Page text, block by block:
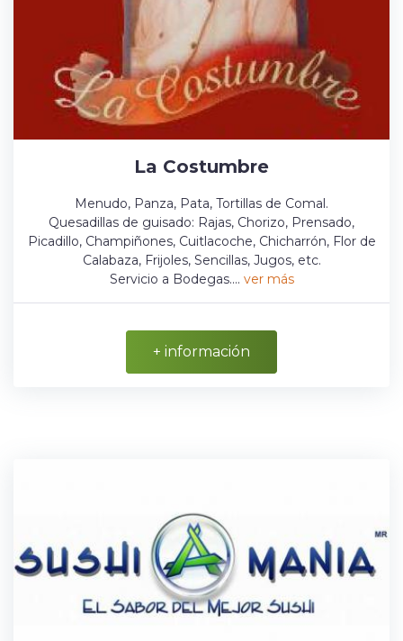
La Costumbre
Menudo, Panza, Pata, Tortillas de Comal.
Quesadillas de guisado: Rajas, Chorizo, Prensado,
Picadillo, Champiñones, Cuitlacoche, Chicharrón, Flor de
Calabaza, Frijoles, Sencillas, Jugos, etc.
Servicio a Bodegas.... ver más
+ información